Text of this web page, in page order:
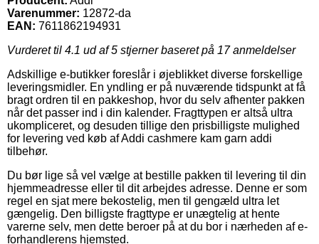
Varenummer: 12872-da
EAN: 7611862194931
Vurderet til 4.1 ud af 5 stjerner baseret på 17anmeldelser
Adskillige e-butikker foreslår i øjeblikket diverse forskellige
leveringsmidler. En yndling er på nuværende tidspunkt at få
bragt ordren til en pakkeshop, hvor du selv afhenter pakken
når det passer ind i din kalender. Fragttypen er altså ultra
ukompliceret, og desuden tillige den prisbilligste mulighed
for levering ved køb af Addi cashmere kam garn addi
tilbehør.
Du bør lige så vel vælge at bestille pakken til levering til din
hjemmeadresse eller til dit arbejdes adresse. Denne er som
regel en sjat mere bekostelig, men til gengæld ultra let
gængelig. Den billigste fragttype er unægtelig at hente
varerne selv, men dette beroer på at du bor i nærheden af e-
forhandlerens hjemsted.